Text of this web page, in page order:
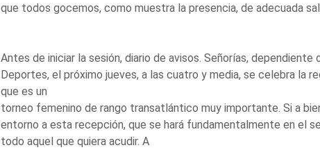
que todos gocemos, como muestra la presencia, de adecuada
Antes de iniciar la sesión, diario de avisos. Señorías,
Deportes, el próximo jueves, a las cuatro y media, se celebra la
que es un
torneo femenino de rango transatlántico muy importante. Si a
entorno a esta recepción, que se hará fundamentalmente en el
todo aquel que quiera acudir. A